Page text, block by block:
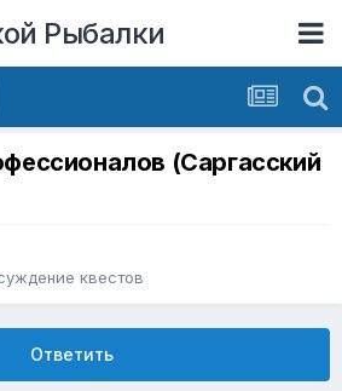
Рыбалки
(Саргасский
квестов
Ответить